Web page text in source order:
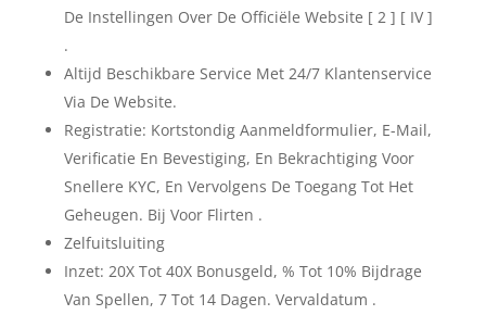
De Instellingen Over De Officiële Website [ 2 ] [ IV ]
.
Altijd Beschikbare Service Met 24/7 Klantenservice
Via De Website.
Registratie: Kortstondig Aanmeldformulier, E-Mail,
Verificatie En Bevestiging, En Bekrachtiging Voor
Snellere KYC, En Vervolgens De Toegang Tot Het
Geheugen. Bij Voor Flirten .
Zelfuitsluiting
Inzet: 20X Tot 40X Bonusgeld, % Tot 10% Bijdrage
Van Spellen, 7 Tot 14 Dagen. Vervaldatum .